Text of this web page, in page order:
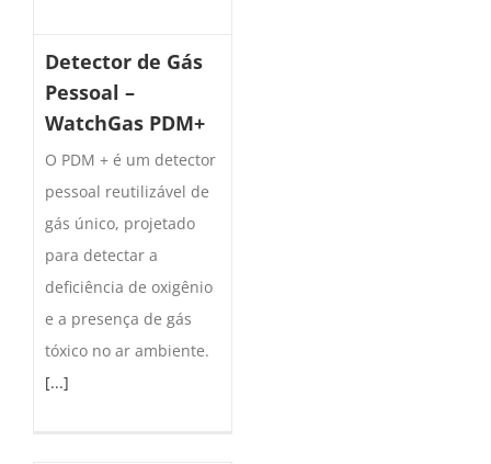
Detector de Gás
Pessoal –
WatchGas PDM+
O PDM + é um detector
pessoal reutilizável de
gás único, projetado
para detectar a
deficiência de oxigênio
e a presença de gás
tóxico no ar ambiente.
[...]